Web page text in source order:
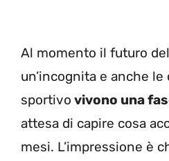
Al momento il futuro
un’incognita e anche
sportivo vivono una
attesa di capire cosa
mesi. L’impressione è